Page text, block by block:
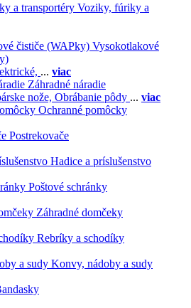
Voziky, fúriky a
Vysokotlakové
... viac
Záhradné náradie
nože, Obrábanie pôdy ... viac
Ochranné pomôcky
Postrekovače
Hadice a príslušenstvo
Poštové schránky
Záhradné domčeky
Rebríky a schodíky
Konvy, nádoby a sudy